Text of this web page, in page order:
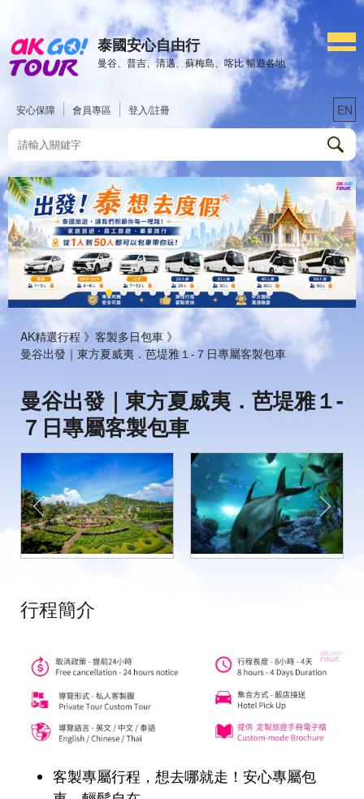
泰國安心自由行
曼谷、普吉、清邁、蘇梅島、喀比 暢遊各地
安心保障 會員專區 登入/註冊 EN
AK精選行程 》 客製多日包車 》
曼谷出發｜東方夏威夷．芭堤雅１-７日專屬客製包車
曼谷出發｜東方夏威夷．芭堤雅１-
７日專屬客製包車
行程簡介
客製專屬行程，想去哪就走！安心專屬包